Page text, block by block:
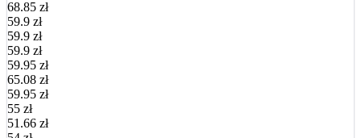
68.85 zł
59.9 zł
59.9 zł
59.9 zł
59.95 zł
65.08 zł
59.95 zł
55 zł
51.66 zł